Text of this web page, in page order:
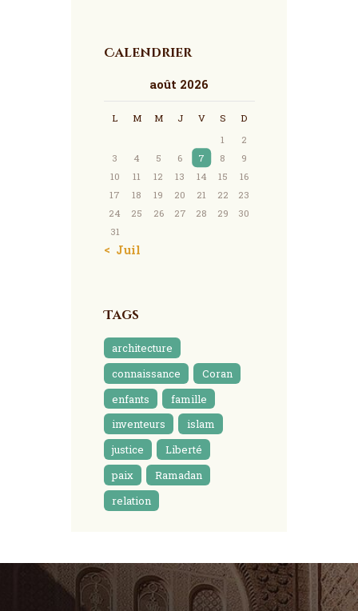
Calendrier
août 2026
L M M J V S
D
1
2
3
4 5 6 7 8
9
10
11 12 13 14 15
16
17
18 19 20 21 22
23
24
25 26 27 28 29
30
31
« Juil
Tags
architecture
connaissance
Coran
enfants
famille
inventeurs
islam
justice
Liberté
paix
Ramadan
relation